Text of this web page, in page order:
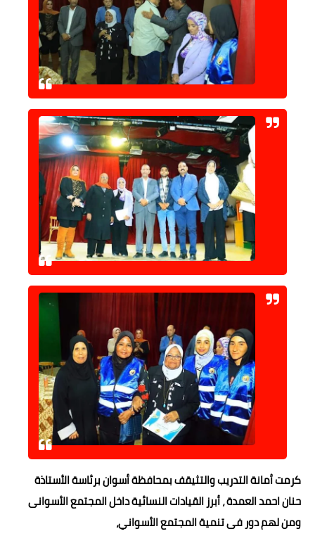
حوادث وقضايا
خدمات
الصحه والجمال
فن المطبخ
مقالات
كرمت أمانة التدريب والتثيقف بمحافظة أسوان برئاسة الأستاذة
حنان احمد العمدة ، أبرز القيادات النسائية داخل المجتمع الأسوانى
ومن لهم دور فى تنمية المجتمع الأسواني،